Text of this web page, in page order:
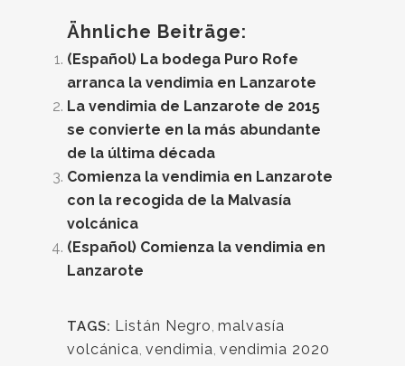
Ähnliche Beiträge:
(Español) La bodega Puro Rofe
arranca la vendimia en Lanzarote
La vendimia de Lanzarote de 2015
se convierte en la más abundante
de la última década
Comienza la vendimia en Lanzarote
con la recogida de la Malvasía
volcánica
(Español) Comienza la vendimia en
Lanzarote
TAGS: Listán Negro malvasía
volcánica vendimia vendimia 2020